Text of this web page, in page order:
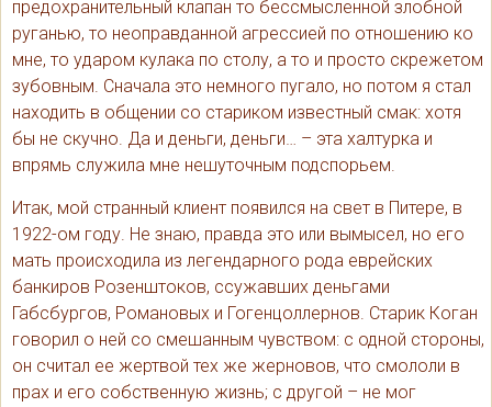
предохранительный клапан то бессмысленной злобной
руганью, то неоправданной агрессией по отношению ко
мне, то ударом кулака по столу, а то и просто скрежетом
зубовным. Сначала это немного пугало, но потом я стал
находить в общении со стариком известный смак: хотя
бы не скучно. Да и деньги, деньги… – эта халтурка и
впрямь служила мне нешуточным подспорьем.
Итак, мой странный клиент появился на свет в Питере, в
1922-ом году. Не знаю, правда это или вымысел, но его
мать происходила из легендарного рода еврейских
банкиров Розенштоков, ссужавших деньгами
Габсбургов, Романовых и Гогенцоллернов. Старик Коган
говорил о ней со смешанным чувством: с одной стороны,
он считал ее жертвой тех же жерновов, что смололи в
прах и его собственную жизнь; с другой – не мог